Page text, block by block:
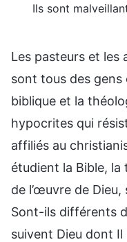
Ils sont
Les pasteurs et les
sont tous des gens
biblique et la
hypocrites qui
affiliés au
étudient la Bible, la
de l’œuvre de
Sont-ils différents
suivent Dieu dont